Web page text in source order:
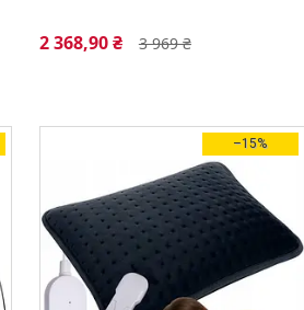
3 969 ₴
2 368,90 ₴
–15%